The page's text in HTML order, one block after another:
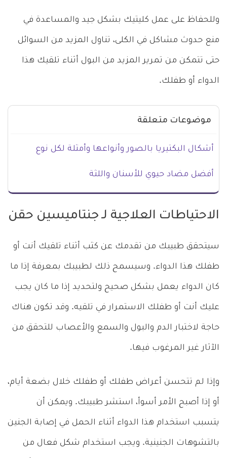
وللحفاظ على عمل كليتيك بشكل جيد والمساعدة في
منع حدوث مشاكل في الكلى، تناول المزيد من السوائل
حتى تتمكن من تمرير المزيد من البول أثناء تلقيك هذا
الدواء أو طفلك.
موضوعات متعلقة
أشكال البكتيريا بالصور وأنواعها وأمثلة لكل نوع
أفضل مضاد حيوي للأسنان واللثة
الاحتياطات العلاجية لـ جنتاميسين حقن
سيتحقق طبيبك من تقدمك عن كثب أثناء تلقيك أنت أو
طفلك هذا الدواء. وسيسمح ذلك لطبيبك بمعرفة إذا ما
كان الدواء يعمل بشكل صحيح ولتحديد إذا ما كان يجب
عليك أنت أو طفلك الاستمرار في تلقيه. وقد تكون هناك
حاجة لاختبار الدم والبول والسمع والأعصاب للتحقق من
الآثار غير المرغوب فيها.
وإذا لم تتحسن أعراض طفلك أو طفلك خلال بضعة أيام،
أو إذا أصبح الأمر أسوأ، استشر طبيبك. ويمكن أن
يتسبب استخدام هذا الدواء أثناء الحمل في إصابة الجنين
بالتشوهات الجنينية. ويجب استخدام شكل فعال من